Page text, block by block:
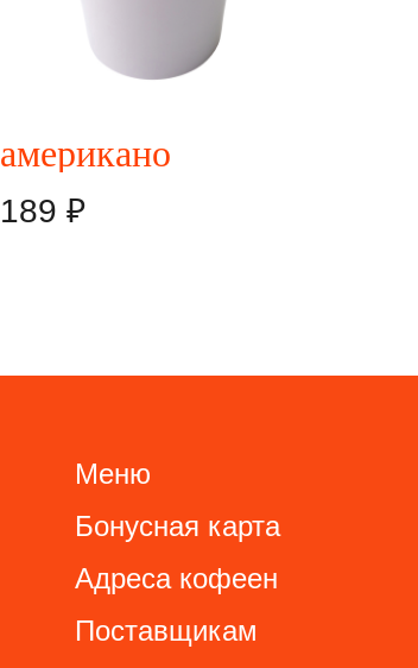
американо
189 ₽
Бонусная карта
Адреса кофеен
Поставщикам
Меню